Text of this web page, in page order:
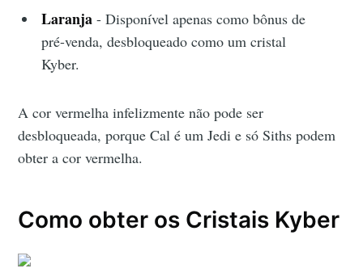
Laranja- Disponível apenas como bônus de
pré-venda, desbloqueado como um cristal
Kyber.
A cor vermelha infelizmente não pode ser
desbloqueada, porque Cal é um Jedi e só Siths podem
obter a cor vermelha.
Como obter os Cristais Kyber